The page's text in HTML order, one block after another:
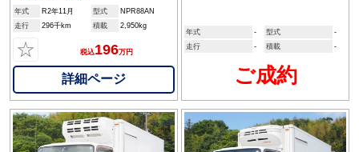
年式 R2年11月 型式
NPR88AN
走行
296千km 積載 2,950kg
☆ 税込196万円
詳細ページ
年式 - 型式
-
走行
- 積載 -
ご成約